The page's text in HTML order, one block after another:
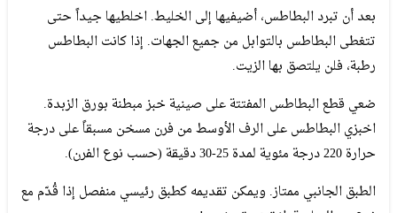
بعد أن تبرد البطاطس، أضيفيها إلى الخليط. اخلطيها جيداً حتى
تتغطى البطاطس بالتوابل من جميع الجهات. إذا كانت البطاطس
رطبة، فلن يلتصق بها الزيت.
ضعي قطع البطاطس المفتتة على صينية خبز مبطنة بورق الزبدة.
اخبزي البطاطس على الرف الأوسط من فرن مسخن مسبقاً على درجة
حرارة 220 درجة مئوية لمدة 25-30 دقيقة (حسب نوع الفرن).
الطبق الجانبي ممتاز. ويمكن تقديمه كطبق رئيسي منفصل إذا قُدّم مع